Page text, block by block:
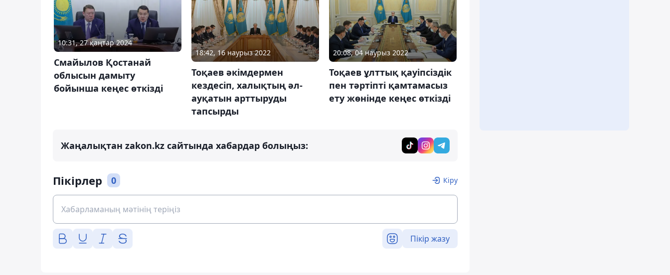
10:31, 27 қаңтар 2024
Смайылов Қостанай
облысын дамыту
бойынша кеңес өткізді
18:42, 16 наурыз 2022
Тоқаев әкімдермен
кездесіп, халықтың әл-
ауқатын арттыруды
тапсырды
20:08, 04 наурыз 2022
Тоқаев ұлттық қауіпсіздік
пен тәртіпті қамтамасыз
ету жөнінде кеңес өткізді
Жаңалықтан zakon.kz сайтында хабардар болыңыз:
Пікірлер 0 Кіру
Пікір жазу